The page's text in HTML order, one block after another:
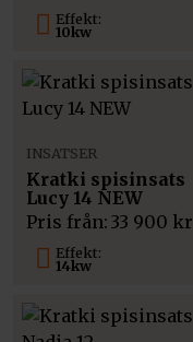
Effekt:
10kw
Effekt:
14kw
INSATSER
Kratki spisinsats
Lucy 14 NEW
Pris från: 33 900 kr